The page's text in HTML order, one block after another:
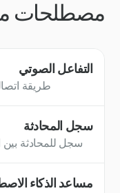
مصطلحات
التفاعل الصوتي
خلال ميكروفون
تقنية
سجل المحادثة
سجل للمحادثة بين
مساعد الذكاء